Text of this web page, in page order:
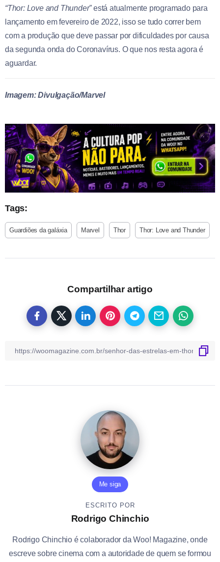
“Thor: Love and Thunder”está atualmente programado para
lançamento em fevereiro de 2022, isso se tudo correr bem
com a produção que deve passar por dificuldades por causa
da segunda onda do Coronavírus. O que nos resta agora é
aguardar.
Imagem: Divulgação/Marvel
Tags:
Guardiões da galáxia Marvel Thor Thor: Love and Thunder
Compartilhar artigo
Me siga
ESCRITO POR
Rodrigo Chinchio
Rodrigo Chinchio é colaborador da Woo! Magazine, onde
escreve sobre cinema com a autoridade de quem se formou